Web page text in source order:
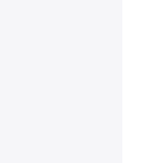
и да получите